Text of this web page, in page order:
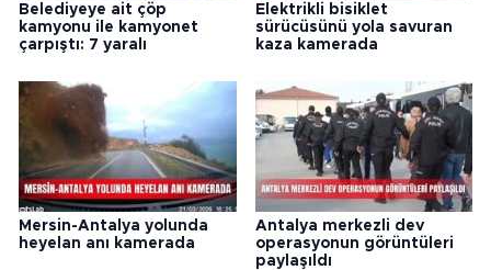
Belediyeye ait çöp
kamyonu ile kamyonet
çarpıştı: 7 yaralı
Elektrikli bisiklet
sürücüsünü yola savuran
kaza kamerada
Mersin-Antalya yolunda
heyelan anı kamerada
Antalya merkezli dev
operasyonun görüntüleri
paylaşıldı